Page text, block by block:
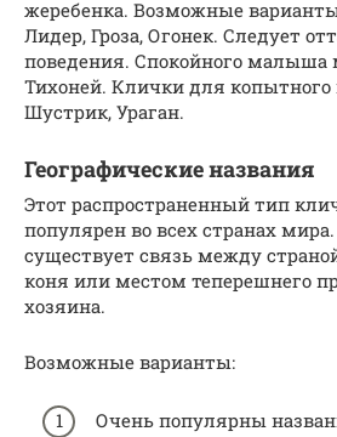
жеребенка. Возможные
Лидер, Гроза, Огонек. Следует
поведения. Спокойного малыша
Тихоней. Клички для копытного
Шустрик, Ураган.
Географические названия
Этот распространенный тип
популярен во всех странах
существует связь между
коня или местом теперешнего
хозяина.
Возможные варианты:
Очень популярны